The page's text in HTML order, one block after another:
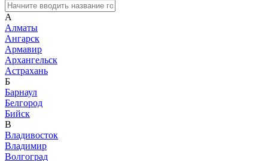
А
Алматы
Ангарск
Армавир
Архангельск
Астрахань
Б
Барнаул
Белгород
Бийск
В
Владивосток
Владимир
Волгоград